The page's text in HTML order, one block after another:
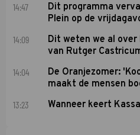
14:47
Dit programma
Plein op de
14:09
Dit weten we al
van Rutger
14:04
De Oranjezomer:
maakt de mensen
13:23 Wanneer keert